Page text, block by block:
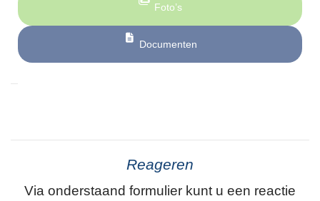
Foto’s
Documenten
Reageren
Via onderstaand formulier kunt u een reactie